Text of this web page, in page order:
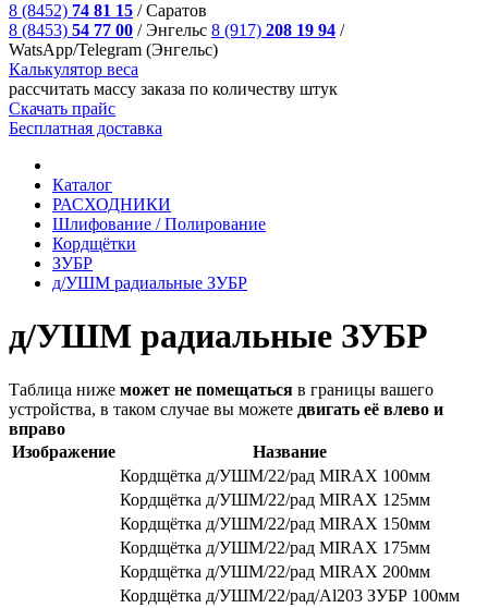
8 (8452) 74 81 15 /Саратов
8 (8453) 54 77 00 /Энгельс 8 (917) 208 19 94 /
WatsApp/Telegram (Энгельс)
Калькулятор веса
рассчитать массу заказа по количеству штук
Скачать прайс
Бесплатная доставка
Каталог
РАСХОДНИКИ
Шлифование / Полирование
Кордщётки
ЗУБР
д/УШМ радиальные ЗУБР
д/УШМ радиальные ЗУБР
Таблица ниже может не помещаться в границы вашего
устройства, в таком случае вы можете двигать её влево и
вправо
Изображение
Название
Кордщётка д/УШМ/22/рад MIRAX 100мм
Кордщётка д/УШМ/22/рад MIRAX 125мм
Кордщётка д/УШМ/22/рад MIRAX 150мм
Кордщётка д/УШМ/22/рад MIRAX 175мм
Кордщётка д/УШМ/22/рад MIRAX 200мм
Кордщётка д/УШМ/22/рад/Al203 ЗУБР 100мм